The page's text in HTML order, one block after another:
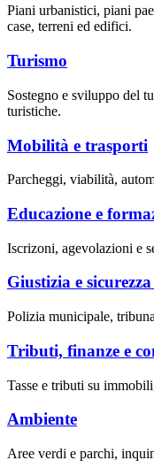
Piani urbanistici, piani
case, terreni ed edifici.
Turismo
Sostegno e sviluppo del
turistiche.
Mobilità e trasporti
Parcheggi, viabilità,
Educazione e
Iscrizoni, agevolazioni e
Giustizia e
Polizia municipale,
Tributi, finanze e
Tasse e tributi su
Ambiente
Aree verdi e parchi,